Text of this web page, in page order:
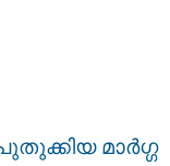
മാര്‍ഗ്ഗ